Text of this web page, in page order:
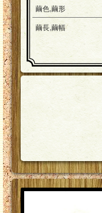
繭色,繭形
繭長,繭幅